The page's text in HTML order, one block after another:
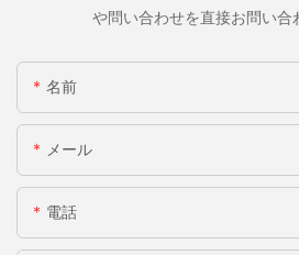
や問い合わせを直接お問い合
名前
メール
電話